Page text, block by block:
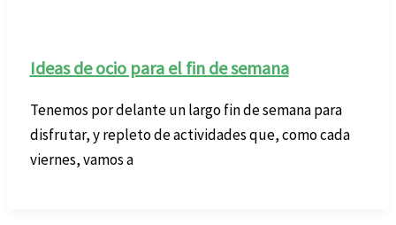
Ideas de ocio para el fin de semana
Tenemos por delante un largo fin de semana para
disfrutar, y repleto de actividades que, como cada
viernes, vamos a